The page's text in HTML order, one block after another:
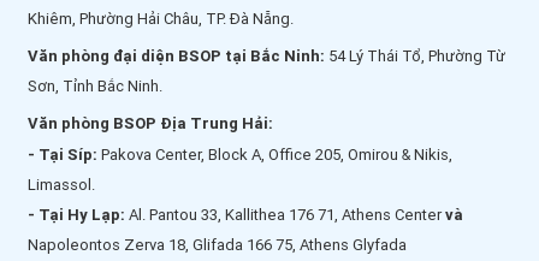
Khiêm, Phường Hải Châu, TP. Đà Nẵng.
Văn phòng đại diện BSOP tại Bắc Ninh: 54 Lý Thái Tổ, Phường Từ
Sơn, Tỉnh Bắc Ninh.
Văn phòng BSOP Địa Trung Hải:
- Tại Síp: Pakova Center, Block A, Office 205, Omirou & Nikis,
Limassol.
- Tại Hy Lạp: Al. Pantou 33, Kallithea 176 71, Athens Centervà
Napoleontos Zerva 18, Glifada 166 75, Athens Glyfada